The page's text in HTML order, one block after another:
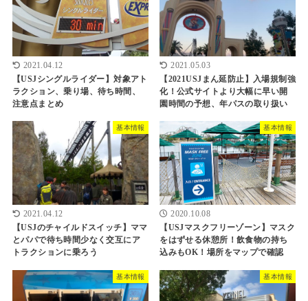
2021.04.12
【USJシングルライダー】対象アト
ラクション、乗り場、待ち時間、
注意点まとめ
2021.05.03
【2021USJまん延防止】入場規制強
化！公式サイトより大幅に早い開
園時間の予想、年パスの取り扱い
基本情報
2021.04.12
【USJのチャイルドスイッチ】ママ
とパパで待ち時間少なく交互にア
トラクションに乗ろう
基本情報
2020.10.08
【USJマスクフリーゾーン】マスク
をはずせる休憩所！飲食物の持ち
込みもOK！場所をマップで確認
基本情報 基本情報